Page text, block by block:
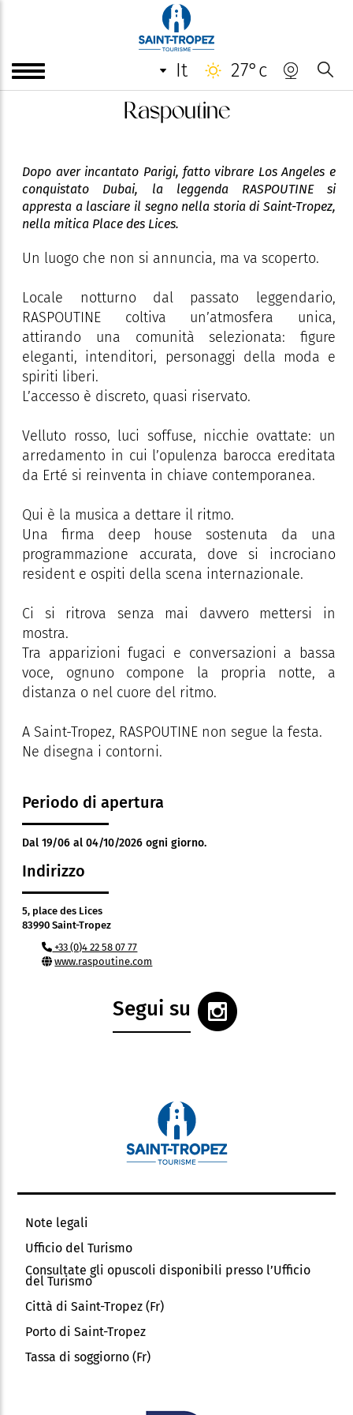
it 27°c
Raspoutine
Dopo aver incantato Parigi, fatto vibrare Los Angeles e
conquistato Dubai, la leggenda RASPOUTINE si
appresta a lasciare il segno nella storia di Saint-Tropez,
nella mitica Place des Lices.
Un luogo che non si annuncia, ma va scoperto.
Locale notturno dal passato leggendario,
RASPOUTINE coltiva un’atmosfera unica,
attirando una comunità selezionata: figure
eleganti, intenditori, personaggi della moda e
spiriti liberi.
L’accesso è discreto, quasi riservato.
Velluto rosso, luci soffuse, nicchie ovattate: un
arredamento in cui l’opulenza barocca ereditata
da Erté si reinventa in chiave contemporanea.
Qui è la musica a dettare il ritmo.
Una firma deep house sostenuta da una
programmazione accurata, dove si incrociano
resident e ospiti della scena internazionale.
Ci si ritrova senza mai davvero mettersi in
mostra.
Tra apparizioni fugaci e conversazioni a bassa
voce, ognuno compone la propria notte, a
distanza o nel cuore del ritmo.
A Saint-Tropez, RASPOUTINE non segue la festa.
Ne disegna i contorni.
Periodo di apertura
Dal 19/06 al 04/10/2026 ogni giorno.
Indirizzo
5, place des Lices
83990 Saint-Tropez
+33 (0)4 22 58 07 77
www.raspoutine.com
Segui su
Note legali
Ufficio del Turismo
Consultate gli opuscoli disponibili presso l’Ufficio
del Turismo
Città di Saint-Tropez (Fr)
Porto di Saint-Tropez
Tassa di soggiorno (Fr)